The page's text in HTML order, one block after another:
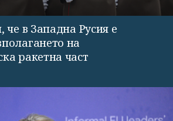
че в Западна Русия е
на
ракетна част